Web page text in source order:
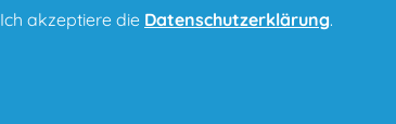
Ich akzeptiere die Datenschutzerklärung.